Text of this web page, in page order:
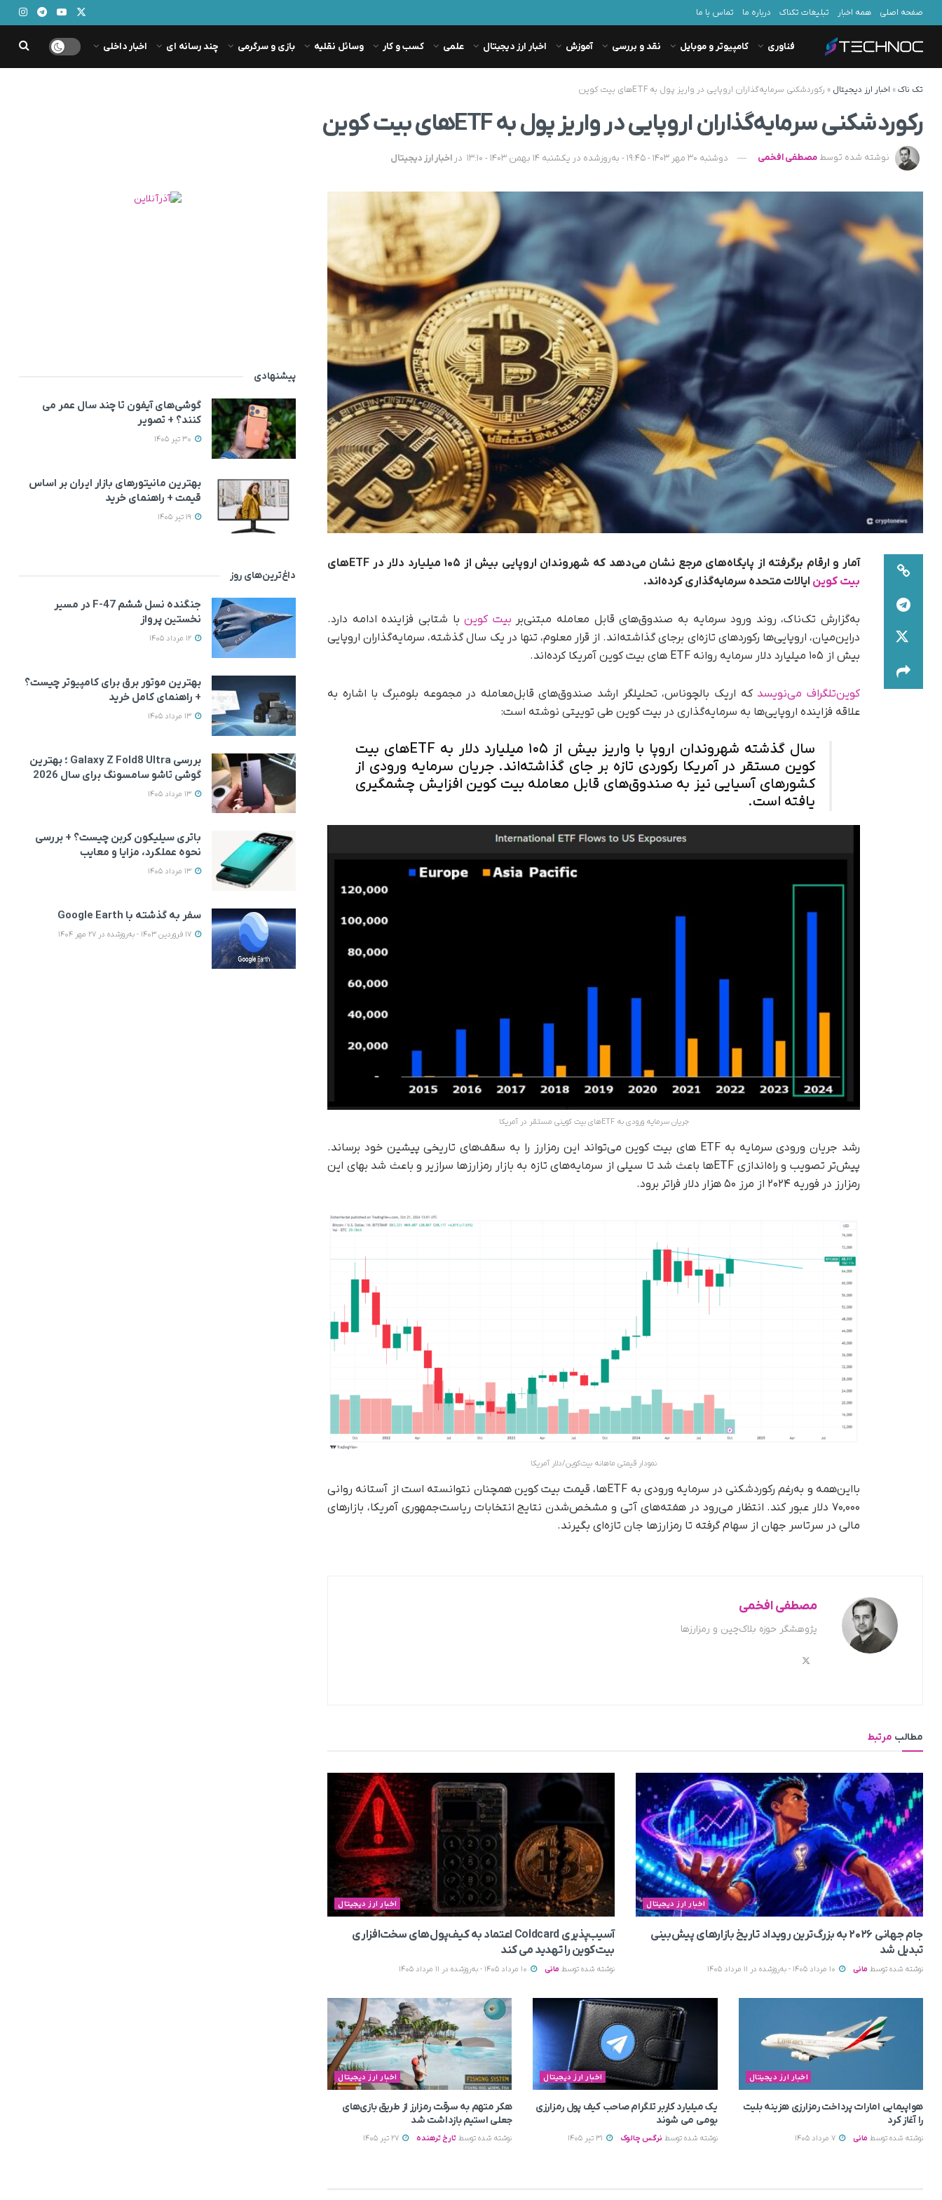
صفحه اصلی همه اخبار تبلیغات تکناک درباره ما تماس با ما
فناوری کامپیوتر و موبایل نقد و بررسی آموزش اخبار ارز دیجیتال علمی کسب و کار وسائل نقلیه بازی و سرگرمی چند رسانه ای اخبار داخلی
تک ناک» اخبار ارز دیجیتال » رکوردشکنی سرمایه‌گذاران اروپایی در واریز پول به ETFهای بیت کوین
رکوردشکنی سرمایه‌گذاران اروپایی در واریز پول به ETFهای بیت کوین
نوشته شده توسط مصطفی افخمی دوشنبه 30 مهر 1403 - 19:45 - به‌روزشده در یکشنبه 14 بهمن 1403 - 13:10 در اخبار ارز دیجیتال
آمار و ارقام برگرفته از پایگاه‌های مرجع نشان می‌دهد که شهروندان اروپایی بیش از ۱۰۵ میلیارد دلار در ETFهای
بیت کوین ایالات متحده سرمایه‌گذاری کرده‌‌اند.
به‌گزارش تک‌ناک، روند ورود سرمایه به صندوق‌های قابل معامله مبتنی‌بر بیت کوینبا شتابی فزاینده ادامه دارد.
در‌این‌میان، اروپایی‌ها رکوردهای تازه‌ای برجای گذاشته‌اند. از قرار معلوم، تنها در یک سال گذشته، سرمایه‌گذاران اروپایی
بیش از ۱۰۵ میلیارد دلار سرمایه روانه ETF های بیت کوین آمریکا کرده‌اند.
کوین‌تلگراف می‌نویسدکه اریک بالچوناس،‌ تحلیلگر ارشد صندوق‌های قابل‌معامله در مجموعه بلومبرگ با اشاره به
علاقه فزاینده اروپایی‌ها به سرمایه‌گذاری در بیت کوین طی توییتی نوشته است:
سال گذشته شهروندان اروپا با واریز بیش از ۱۰۵ میلیارد دلار به ETFهای بیت
کوین مستقر در آمریکا رکوردی تازه بر جای گذاشته‌اند. جریان سرمایه ورودی از
کشورهای آسیایی نیز به صندوق‌های قابل معامله بیت کوین افزایش چشمگیری
یافته است.
جریان سرمایه ورودی به ETFهای بیت کوینی مستقر در آمریکا
رشد جریان ورودی سرمایه به ETF های بیت کوین می‌تواند این رمزارز را به سقف‌های تاریخی پیشین خود برساند.
پیش‌تر تصویب و راه‌اندازی ETFها باعث شد تا سیلی از سرمایه‌های تازه به بازار رمزارزها سرازیر و باعث شد بهای این
رمزارز در فوریه ۲۰۲۴ از مرز ۵۰ هزار دلار فراتر برود.
نمودار قیمتی ماهانه بیت‌کوین/دلار آمریکا
بااین‌همه و به‌رغم رکوردشکنی در سرمایه ورودی به ETFها، قیمت بیت کوین همچنان نتوانسته است از آستانه روانی
۷۰,۰۰۰ دلار عبور کند. انتظار می‌رود در هفته‌های آتی و مشخص‌شدن نتایج انتخابات ریاست‌جمهوری آمریکا، بازارهای
مالی در سرتاسر جهان از سهام گرفته تا رمزارزها جان تازه‌ای بگیرند.
مصطفی افخمی
پژوهشگر حوزه بلاک‌چین و رمزارزها
مطالب مرتبط
اخبار ارز دیجیتال
جام جهانی ۲۰۲۶ به بزرگ‌ترین رویداد تاریخ بازارهای پیش‌بینی
تبدیل شد
نوشته شده توسط مانی
اخبار ارز دیجیتال
آسیب‌پذیری Coldcard اعتماد به کیف‌پول‌های سخت‌افزاری
بیت‌کوین را تهدید می‌ کند
نوشته شده توسط مانی
اخبار ارز دیجیتال
هواپیمایی امارات پرداخت رمزارزی هزینه بلیت
را آغاز کرد
نوشته شده توسط مانی
اخبار ارز دیجیتال
یک میلیارد کاربر تلگرام صاحب کیف پول رمزارزی
بومی می‌ شوند
نوشته شده توسط نرگس چالوک
اخبار ارز دیجیتال
هکر متهم به سرقت رمزارز از طریق بازی‌های
جعلی استیم بازداشت شد
نوشته شده توسط تارخ ترهنده
پیشنهادی
گوشی‌های آیفون تا چند سال عمر می‌
کنند؟ + تصویر
بهترین مانیتورهای بازار ایران بر اساس
قیمت + راهنمای خرید
داغ‌ترین‌های روز
جنگنده نسل ششم F-47 در مسیر
نخستین پرواز
بهترین موتور برق برای کامپیوتر چیست؟
+ راهنمای کامل خرید
بررسی Galaxy Z Fold8 Ultra ؛ بهترین
گوشی تاشو سامسونگ برای سال 2026
باتری سیلیکون کربن چیست؟ + بررسی
نحوه عملکرد، مزایا و معایب
سفر به گذشته با Google Earth